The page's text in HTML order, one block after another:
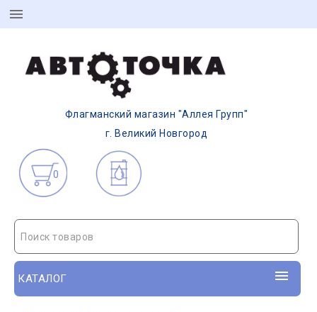
Флагманский магазин "Аллея Групп"
г. Великий Новгород
0
Поиск товаров
КАТАЛОГ